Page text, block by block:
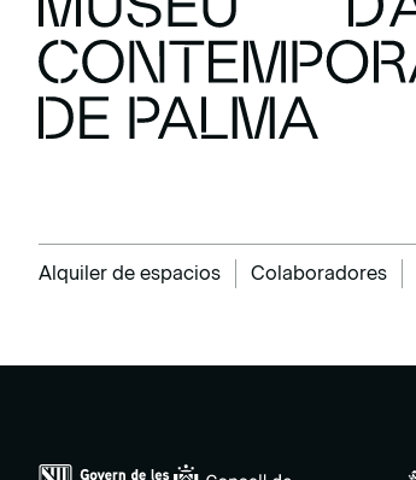
Alquiler de espacios Colaboradores